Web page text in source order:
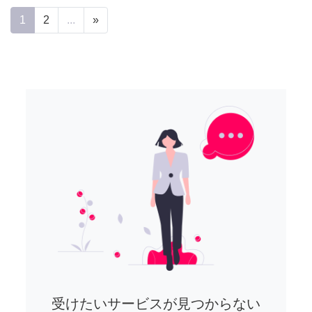
1 2 ... »
受けたいサービスが見つからない